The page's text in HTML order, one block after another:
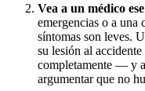
Vea a un médico
emergencias o a una
síntomas son leves.
su lesión al
completamente — y
argumentar que no